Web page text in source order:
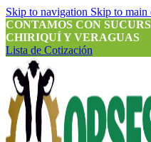
Skip to navigation Skip to main
CONTAMOS CON
CHIRIQUÍ Y VERAGUAS
Lista de Cotización